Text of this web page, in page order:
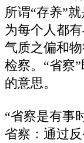
所谓“存养”
为每个人都
气质之偏和
检察。“省察
的意思。
“省察是有事
省察：通过